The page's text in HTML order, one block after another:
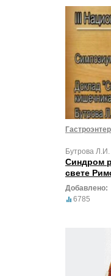
Бутрова Л.И.
Синдром
свете
Добавлено:
6785